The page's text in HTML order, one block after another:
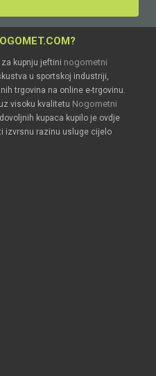
kupnju jeftini nogometni
u sportskoj industriji,
trgovina na online e-trgovinu.
visoku kvalitetu Nogometni
kupaca kupilo je ovdje
izvrsnu razinu usluge cijelo